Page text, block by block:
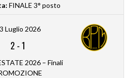
FINALE 3° posto
Luglio 2026
2 -1
2026 – Finali